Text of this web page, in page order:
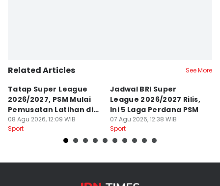
Related Articles See More
Tatap Super League
2026/2027, PSM Mulai
Pemusatan Latihan di
Jogja
08 Agu 2026, 12:09 WIB
Sport
Jadwal BRI Super
League 2026/2027 Rilis,
Ini 5 Laga Perdana PSM
07 Agu 2026, 12:38 WIB
Sport